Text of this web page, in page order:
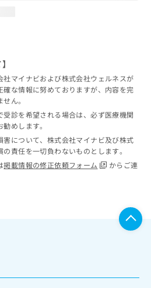
マイナビおよび株式会社ウェルネスが
な情報に努めておりますが、内容を完
ん。
診を希望される場合は、必ず医療機関
めします。
害について、株式会社マイナビ及び株式
責任を一切負わないものとします。
掲載情報の修正依頼フォーム
からご連